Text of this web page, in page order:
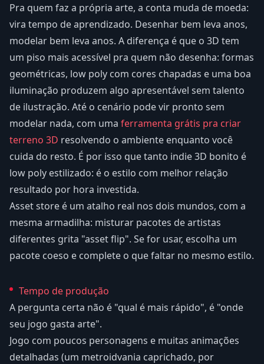
Pra quem faz a própria arte, a conta muda de moeda:
vira tempo de aprendizado. Desenhar bem leva anos,
modelar bem leva anos. A diferença é que o 3D tem
um piso mais acessível pra quem não desenha: formas
geométricas, low poly com cores chapadas e uma boa
iluminação produzem algo apresentável sem talento
de ilustração. Até o cenário pode vir pronto sem
modelar nada, com uma ferramenta grátis pra criar
terreno 3D resolvendo o ambiente enquanto você
cuida do resto. É por isso que tanto indie 3D bonito é
low poly estilizado: é o estilo com melhor relação
resultado por hora investida.
Asset store é um atalho real nos dois mundos, com a
mesma armadilha: misturar pacotes de artistas
diferentes grita "asset flip". Se for usar, escolha um
pacote coeso e complete o que faltar no mesmo estilo.
Tempo de produção
A pergunta certa não é "qual é mais rápido", é "onde
seu jogo gasta arte".
Jogo com poucos personagens e muitas animações
detalhadas (um metroidvania caprichado, por